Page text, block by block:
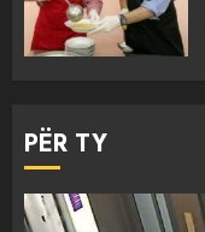
PËR TY
1
2